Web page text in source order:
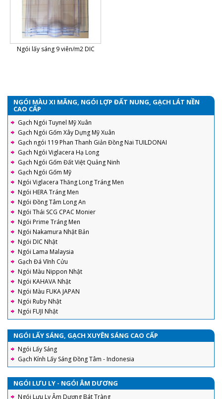
Ngói lấy sáng 9 viên/m2 DIC
NGÓI MÀU XI MĂNG, NGÓI LỢP ĐẤT NUNG, GẠCH LÁT NỀN
CAO CẤP
Gạch Ngói Tuynel Mỹ Xuân
Gạch Ngói Gốm Xây Dựng Mỹ Xuân
Gạch ngói 119 Phan Thanh Giản Đồng Nai TUILDONAI
Gạch Ngói Viglacera Hạ Long
Gạch Ngói Gốm Đất Việt Quảng Ninh
Gạch Ngói Gốm Mỹ
Ngói Viglacera Thăng Long Tráng Men
Ngói HERA Tráng Men
Ngói Đồng Tâm Long An
Ngói Thái SCG CPAC Monier
Ngói Prime Tráng Men
Ngói Nakamura Nhật Bản
Ngói DIC Nhật
Ngói Lama Malaysia
Gạch Đá Vĩnh Cửu
Ngói Màu Nippon Nhật
Ngói KAHAVA Nhật
Ngói Màu FUKA JAPAN
Ngói Ruby Nhật
Ngói FUJI Nhật
NGÓI LẤY SÁNG, GẠCH XUYÊN SÁNG CAO CẤP
Ngói Lấy Sáng
Gạch Kính Lấy Sáng Đồng Tâm - Indonesia
NGÓI LƯU LY - NGÓI ÂM DƯƠNG
Ngói Lưu Ly Âm Dương Bát Tràng